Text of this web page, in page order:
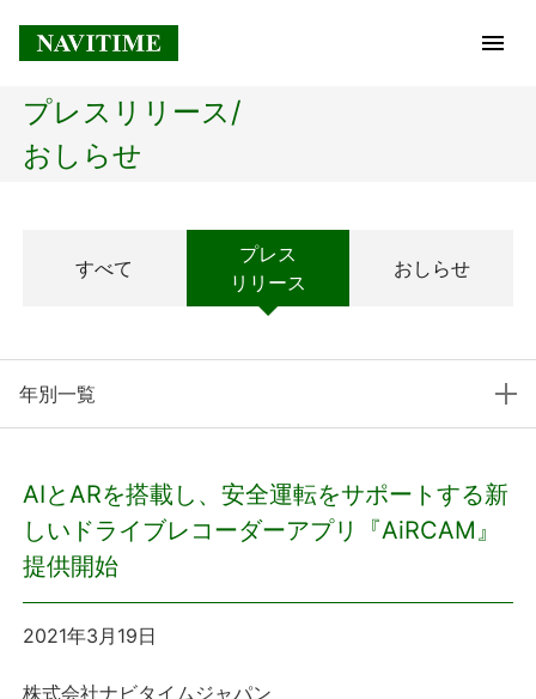
トップページ
経営理念
プレスリリース
おしらせ
プレスリリース/
おしらせ
すべて
プレス
リリース
おしらせ
年別一覧
AIとARを搭載し、安全運転をサポートする新
しいドライブレコーダーアプリ『AiRCAM』
提供開始
2021年3月19日
株式会社ナビタイムジャパン